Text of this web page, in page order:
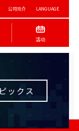
公司简介 LANGUAGE
活动
ックス